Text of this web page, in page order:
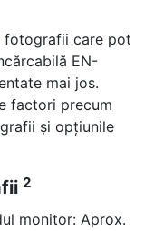
fotografii care pot
EN-
mai jos.
factori precum
și opțiunile
2
monitor: Aprox.